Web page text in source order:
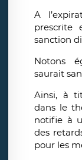
A
prescrite
sanction
Notons
saurait
Ainsi, à
dans le
notifie à
des
pour les